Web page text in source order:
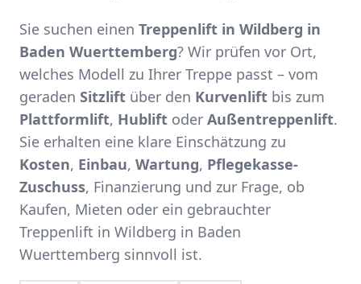
Sie suchen einen Treppenlift in Wildberg in
Baden Wuerttemberg? Wir prüfen vor Ort,
welches Modell zu Ihrer Treppe passt – vom
geraden Sitzlift über den Kurvenlift bis zum
Plattformlift, Hublift oder Außentreppenlift.
Sie erhalten eine klare Einschätzung zu
Kosten, Einbau, Wartung, Pflegekasse-
Zuschuss, Finanzierung und zur Frage, ob
Kaufen, Mieten oder ein gebrauchter
Treppenlift in Wildberg in Baden
Wuerttemberg sinnvoll ist.